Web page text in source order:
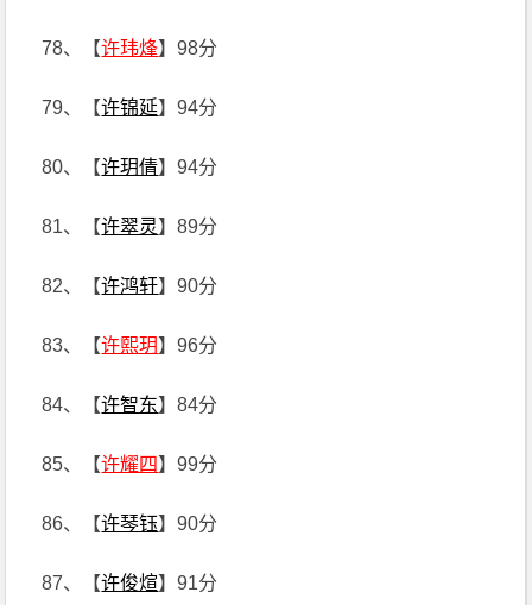
78、【许玮烽】98分
79、【许锦延】94分
80、【许玥倩】94分
81、【许翠灵】89分
82、【许鸿轩】90分
83、【许熙玥】96分
84、【许智东】84分
85、【许耀四】99分
86、【许琴钰】90分
87、【许俊煊】91分